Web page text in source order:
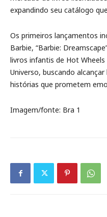
expandindo seu catálogo
Os primeiros lançamentos
Barbie, “Barbie:
livros infantis de Hot
Universo, buscando
histórias que prometem
Imagem/fonte: Bra 1